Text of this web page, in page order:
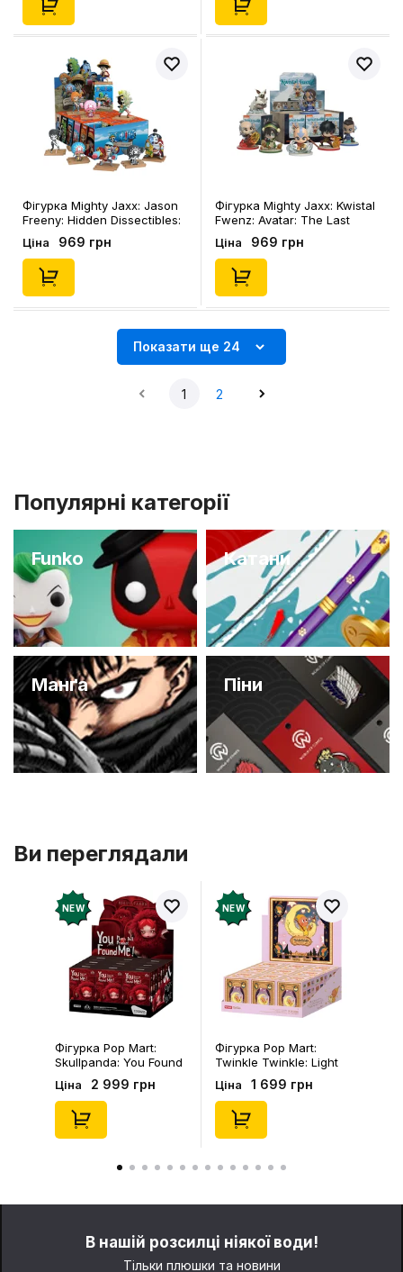
Фігурка Mighty Jaxx: Jason
Freeny: Hidden Dissectibles:
One Piece: Series 2 (Blind
Box: 1 з 9), (93904)
Ціна 969 грн
Фігурка Mighty Jaxx: Kwistal
Fwenz: Avatar: The Last
Airbender: Series 1 (Blind
Box: 1 з 7), (81678)
Ціна 969 грн
Показати ще 24
1 2
Популярні категорії
Funko Катани
Манґа Піни
Ви переглядали
NEW
Фігурка Pop Mart:
Skullpanda: You Found
Me!: Plush Doll Pendant
Series (Blind Box: 1 з
10) (Secret Edition),
(29347)
Ціна 2 999 грн
NEW
Фігурка Pop Mart:
Twinkle Twinkle: Light
Up: Scene Sets Series
(Blind Box: 1 з 10)
(Secret Edition),
(21372)
Ціна 1 699 грн
В нашій розсилці ніякої води!
Тільки плюшки та новини